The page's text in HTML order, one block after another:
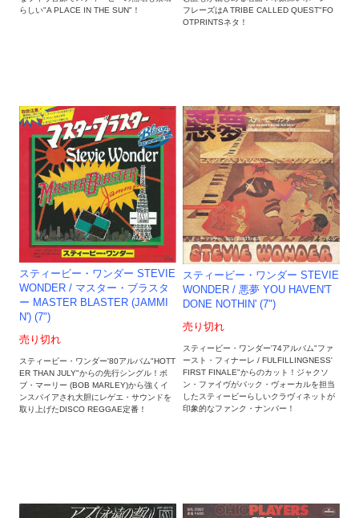
らしい"A PLACE IN THE SUN"！
フレーズはA TRIBE CALLED QUEST"FO
OTPRINTSネタ！
スティービー・ワンダー STEVIE
WONDER / マスター・ブラスタ
ー MASTER BLASTER (JAMMI
N') (7")
売り切れ
スティービー・ワンダー'80アルバム"HOTT
ER THAN JULY"からの先行シングル！ボ
ブ・マーリー (BOB MARLEY)から強くイ
ンスパイアされ大胆にレゲエ・サウンドを
取り上げたDISCO REGGAE定番！
スティービー・ワンダー STEVIE
WONDER / 悪夢 YOU HAVEN'T
DONE NOTHIN' (7")
売り切れ
スティービー・ワンダー'74アルバム"ファ
ースト・フィナーレ / FULFILLINGNESS'
FIRST FINALE"からのカット！ジャクソ
ン・ファイヴがバック・ヴォーカルを担当
したスティービーらしいクラヴィネットが
印象的なファンク・ナンバー！